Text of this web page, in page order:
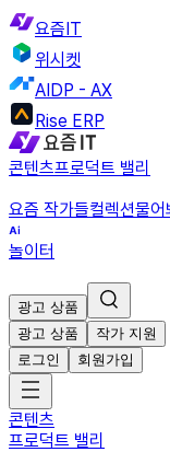
요즘IT
위시켓
AIDP - AX
Rise ERP
콘텐츠프로덕트 밸리
요즘 작가들컬렉션물어
놀이터
광고 상품
광고 상품
작가 지원
로그인
회원가입
콘텐츠
프로덕트 밸리